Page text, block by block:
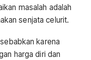
masalah adalah
senjata celurit.
karena
harga diri dan